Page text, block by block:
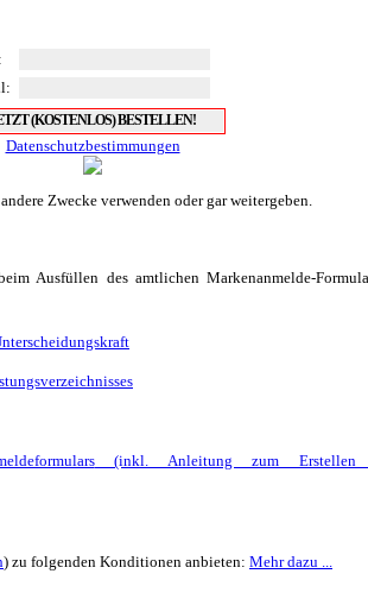
Datenschutzbestimmungen
Zwecke verwenden oder gar weitergeben.
Ausfüllen des amtlichen Markenanmelde-
(inkl. Anleitung zum Erstellen
) zu folgenden Konditionen anbieten: Mehr dazu ...